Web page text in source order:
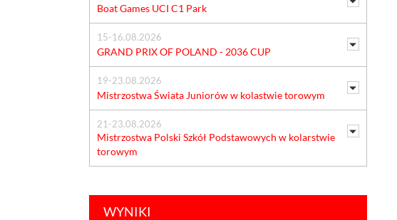
Boat Games UCI C1 Park
15-16.08.2026
GRAND PRIX OF POLAND - 2036 CUP
19-23.08.2026
Mistrzostwa Świata Juniorów w kolastwie torowym
21-23.08.2026
Mistrzostwa Polski Szkół Podstawowych w kolarstwie
torowym
WYNIKI